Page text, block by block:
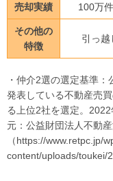
売却実績 100万
その他の
特徴
引っ越
・仲介2選の選定基準
発表している不動産売
る上位2社を選定。
元：公益財団法人不動
（https://www.retpc.jp/
content/uploads/toukei/